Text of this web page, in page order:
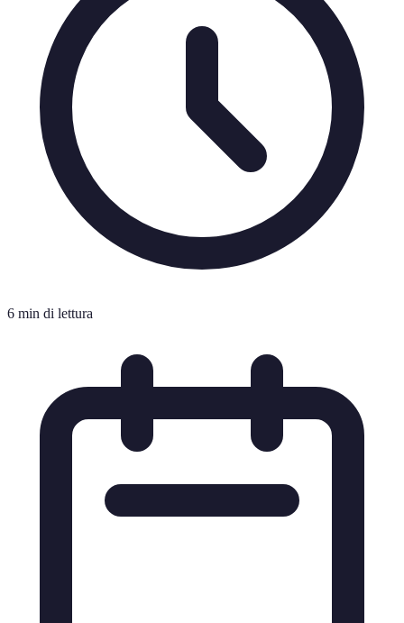
6 min di lettura